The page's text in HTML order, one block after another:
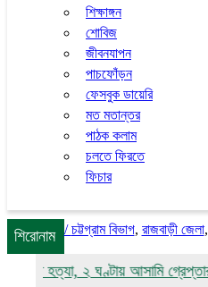
শিক্ষাঙ্গন
শোবিজ
জীবনযাপন
পাচফোঁড়ন
ফেসবুক ডায়েরি
মত মতান্তর
পাঠক কলাম
চলতে ফিরতে
ফিচার
শিরোনাম
হত্যা, ২ ঘণ্টায় আসামি গ্রেপ্তার
/চট্টগ্রাম বিভাগ, রাজবাড়ী জেলা,